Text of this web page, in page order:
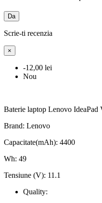
Da
Scrie-ti recenzia
×
-12,00 lei
Nou
Baterie laptop Lenovo IdeaPad
Brand: Lenovo
Capacitate(mAh): 4400
Wh: 49
Tensiune (V): 11.1
Quality: